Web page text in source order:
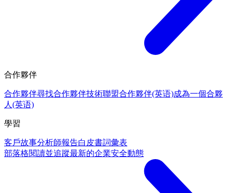
合作夥伴
合作夥伴尋找合作夥伴技術聯盟合作夥伴(英语)成為一個合夥
人(英语)
學習
客戶故事分析師報告白皮書詞彙表
部落格閱讀並追蹤最新的企業安全動態